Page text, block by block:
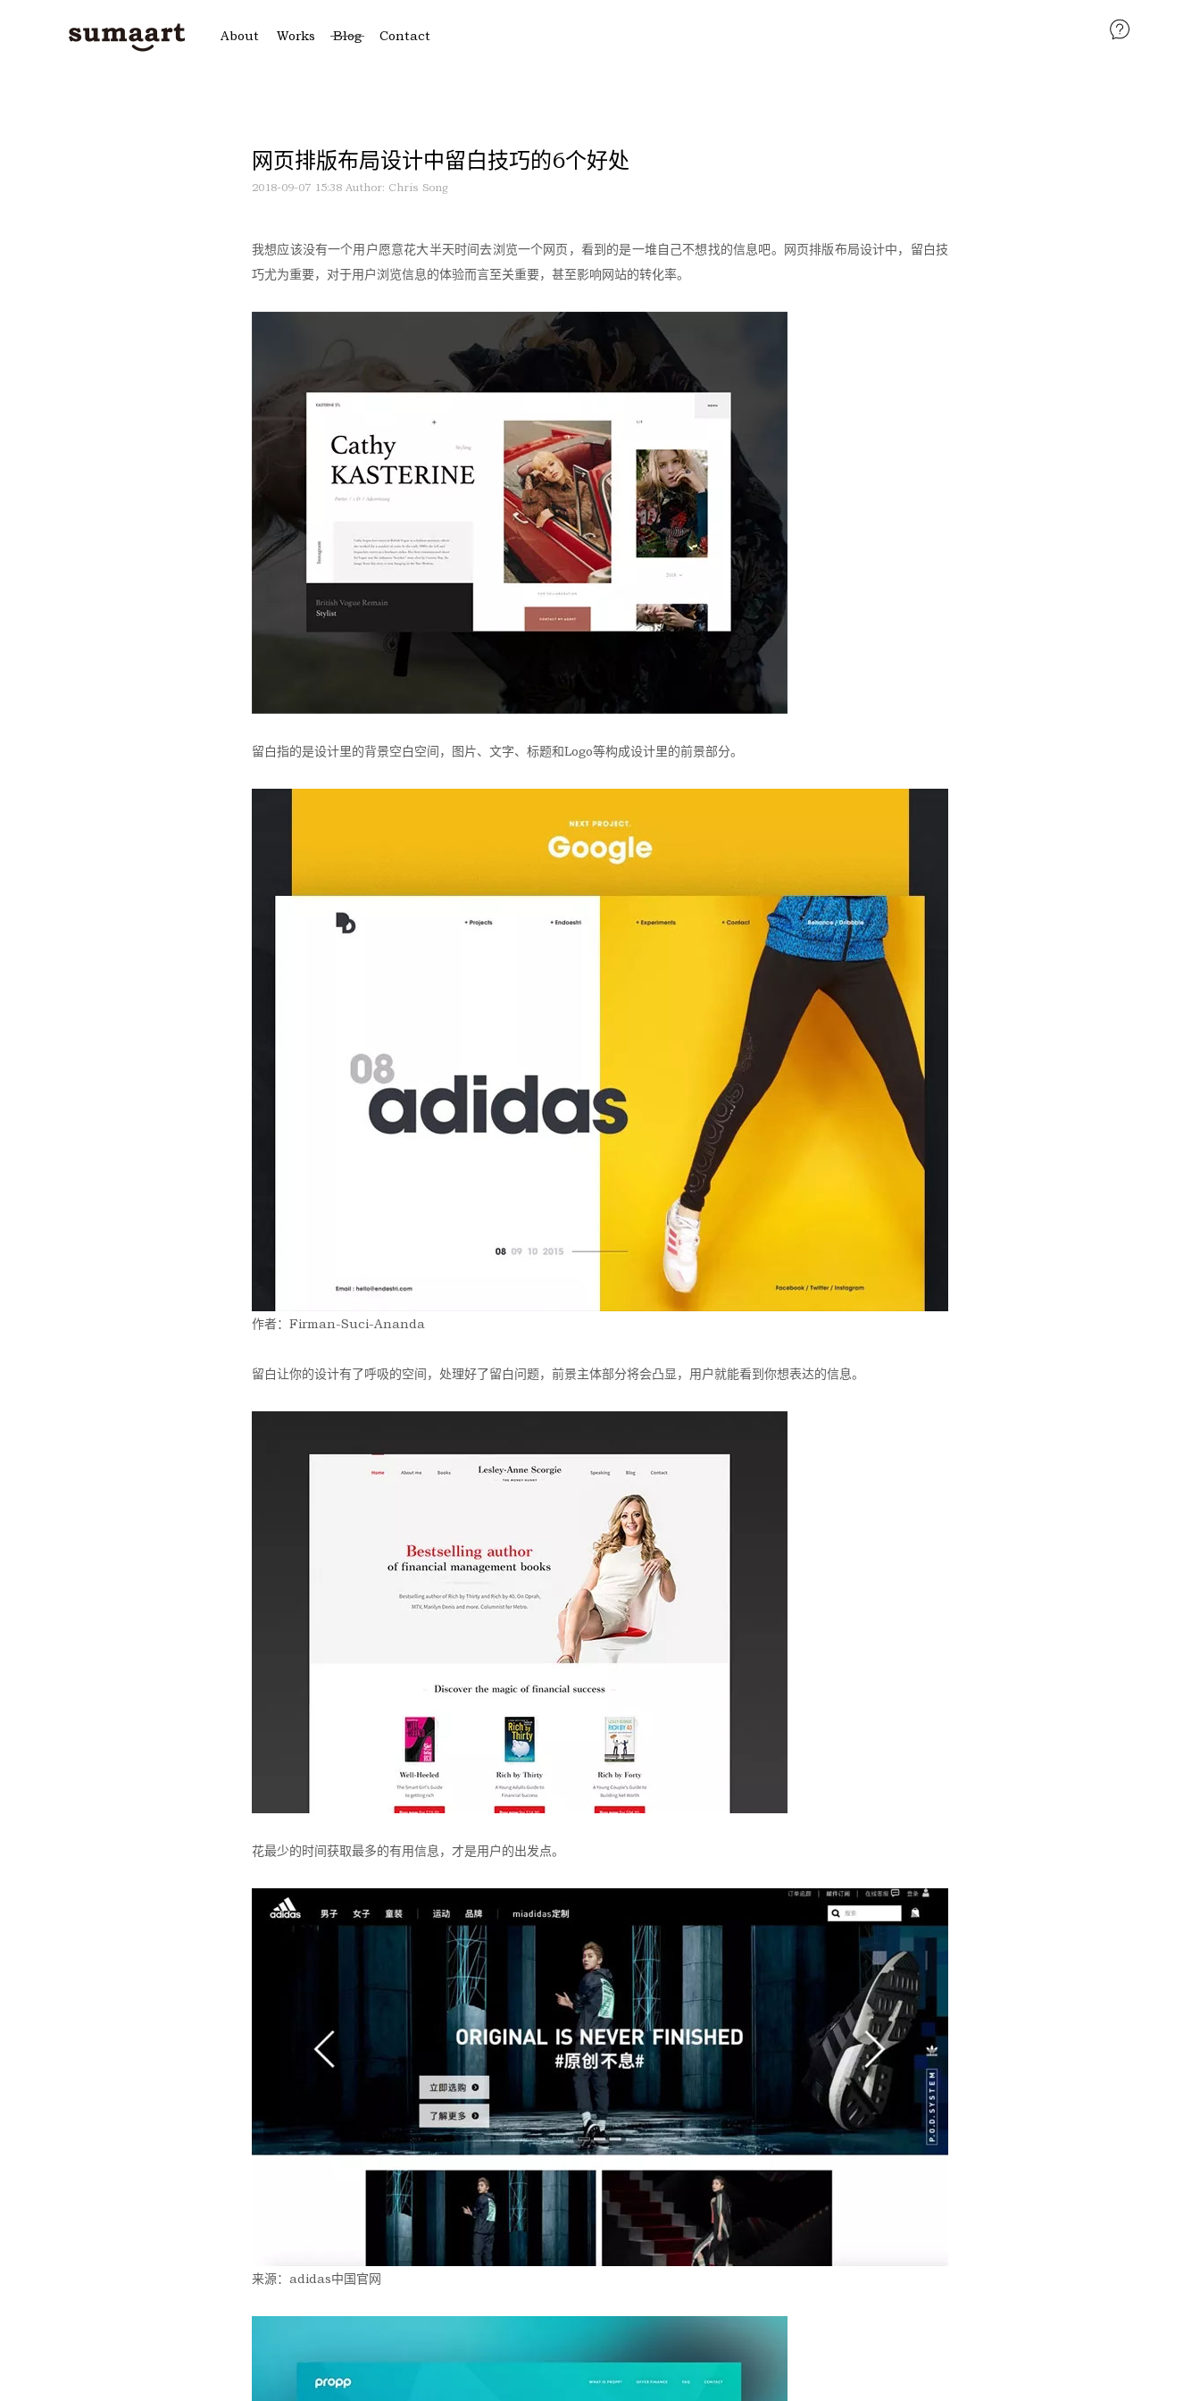
About Works Blog Contact
网页排版布局设计中留白技巧的6个好处
2018-09-07 15:38 Author: Chris Song
我想应该没有一个用户愿意花大半天时间去浏览一个网页，看到的是一堆自己不想找的信息吧。网页排版布局设计中，留白技
巧尤为重要，对于用户浏览信息的体验而言至关重要，甚至影响网站的转化率。
留白指的是设计里的背景空白空间，图片、文字、标题和Logo等构成设计里的前景部分。
作者：Firman-Suci-Ananda
留白让你的设计有了呼吸的空间，处理好了留白问题，前景主体部分将会凸显，用户就能看到你想表达的信息。
花最少的时间获取最多的有用信息，才是用户的出发点。
来源：adidas中国官网